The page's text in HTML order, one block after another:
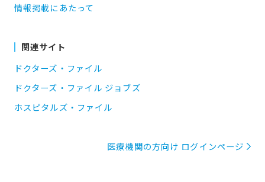
情報掲載にあたって
関連サイト
ドクターズ・ファイル
ドクターズ・ファイル ジョブズ
ホスピタルズ・ファイル
医療機関の方向け ログインページ